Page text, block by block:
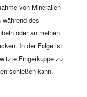
von Mineralien
des
oder an meinen
In der Folge ist
Fingerkuppe zu
schießen kann.